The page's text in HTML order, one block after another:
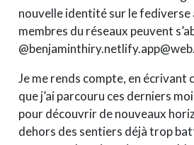
nouvelle identité sur le fediverse
membres du réseaux peuvent
Je me rends compte, en écrivant
que j’ai parcouru ces derniers
pour découvrir de nouveaux
dehors des sentiers déjà trop